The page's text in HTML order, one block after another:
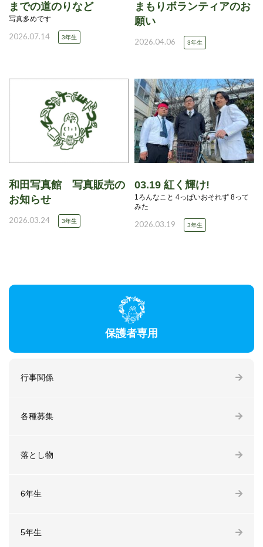
までの道のりなど
写真多めです
2026.07.14 3年生
まもりボランティアのお
願い
2026.04.06 3年生
和田写真館 写真販売の
お知らせ
2026.03.24 3年生
03.19 紅く輝け!
1ろんなこと 4っぱいおそれず 8って
みた
2026.03.19 3年生
保護者専用
行事関係
各種募集
落とし物
6年生
5年生